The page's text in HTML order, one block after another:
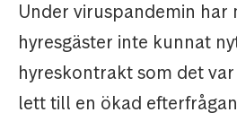
Under viruspandemin har
hyresgäster inte kunnat
hyreskontrakt som det
lett till en ökad